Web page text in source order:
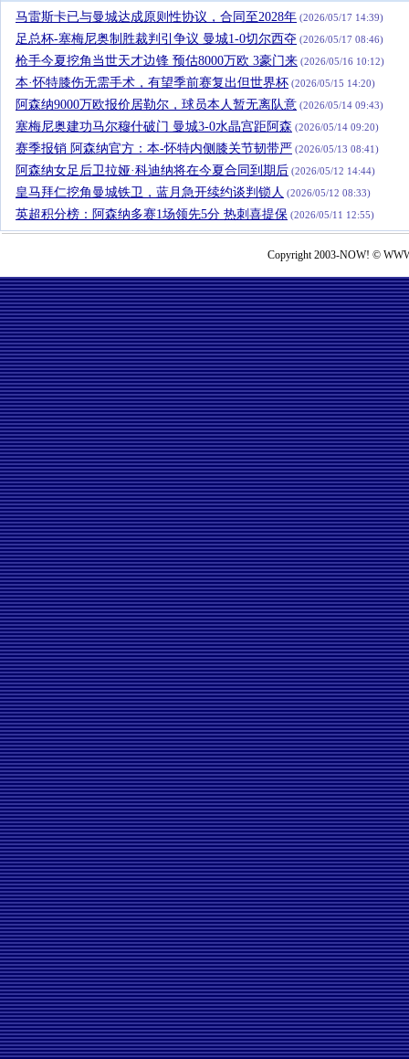
马雷斯卡已与曼城达成原则性协议，合同至2028年 (2026/05/17 14:39)
足总杯-塞梅尼奥制胜裁判引争议 曼城1-0切尔西夺 (2026/05/17 08:46)
枪手今夏挖角当世天才边锋 预估8000万欧 3豪门来 (2026/05/16 10:12)
本·怀特膝伤无需手术，有望季前赛复出但世界杯 (2026/05/15 14:20)
阿森纳9000万欧报价居勒尔，球员本人暂无离队意 (2026/05/14 09:43)
塞梅尼奥建功马尔穆什破门 曼城3-0水晶宫距阿森 (2026/05/14 09:20)
赛季报销 阿森纳官方：本-怀特内侧膝关节韧带严 (2026/05/13 08:41)
阿森纳女足后卫拉娅·科迪纳将在今夏合同到期后 (2026/05/12 14:44)
皇马拜仁挖角曼城铁卫，蓝月急开续约谈判锁人 (2026/05/12 08:33)
英超积分榜：阿森纳多赛1场领先5分 热刺喜提保 (2026/05/11 12:55)
Copyright 2003-NOW! ©